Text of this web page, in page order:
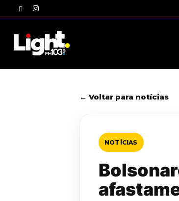
to
twitterinstagram
← Voltar para notícias
NOTÍCIAS